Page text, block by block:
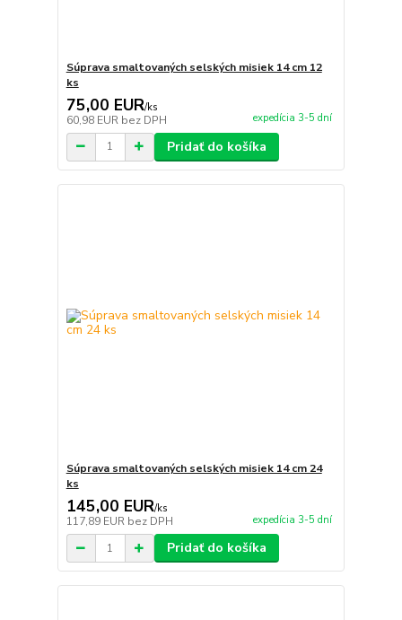
Súprava smaltovaných selských misiek 14 cm 12
ks
75,00 EUR/ks
60,98 EUR bez DPH expedícia 3-5 dní
Pridať do košíka
Súprava smaltovaných selských misiek 14 cm 24
ks
145,00 EUR/ks
117,89 EUR bez DPH expedícia 3-5 dní
Pridať do košíka